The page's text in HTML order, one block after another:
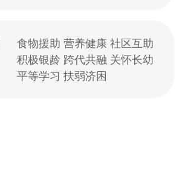
食物援助 营养健康 社区互助
积极银龄 跨代共融 关怀长幼
平等学习 扶弱济困